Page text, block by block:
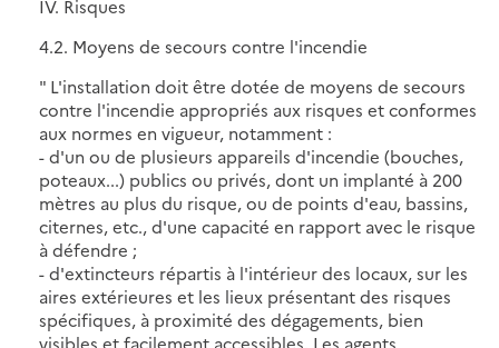
IV. Risques
4.2. Moyens de secours contre l'incendie
" L'installation doit être dotée de moyens de secours
contre l'incendie appropriés aux risques et conformes
aux normes en vigueur, notamment :
- d'un ou de plusieurs appareils d'incendie (bouches,
poteaux...) publics ou privés, dont un implanté à 200
mètres au plus du risque, ou de points d'eau, bassins,
citernes, etc., d'une capacité en rapport avec le risque
à défendre ;
- d'extincteurs répartis à l'intérieur des locaux, sur les
aires extérieures et les lieux présentant des risques
spécifiques, à proximité des dégagements, bien
visibles et facilement accessibles. Les agents